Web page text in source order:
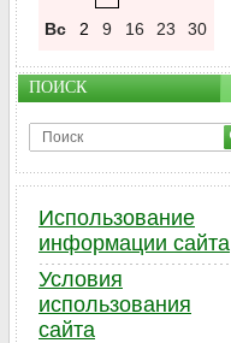
Вс 2 9 16 23 30
ПОИСК
Использование
информации сайта
Условия
использования
сайта